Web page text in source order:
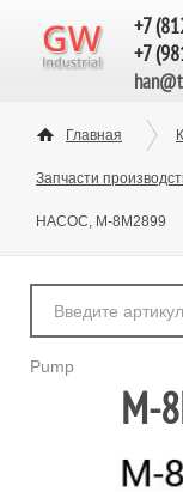
+7
+7
Главная
Запчасти
НАСОС, M-8M2899
Pump
M-